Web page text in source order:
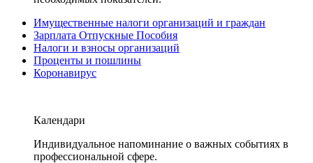
Имущественные налоги организаций и граждан
Зарплата Отпускные Пособия
Налоги и взносы организаций
Проценты и пошлины
Коронавирус
Календари
Индивидуальное напоминание о важных событиях в
профессиональной сфере.